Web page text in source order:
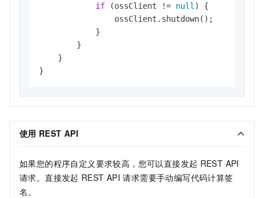
if (ossClient != null ) {
                ossClient.shutdown();
            }
        }
    }
}
使用 REST API
如果您的程序自定义要求较高，您可以直接发起 REST API
请求。直接发起 REST API 请求需要手动编写代码计算签
名。